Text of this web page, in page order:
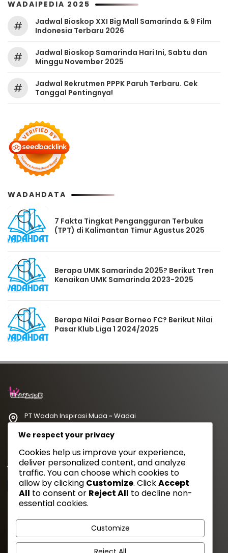
WADAIPEDIA 2025
#
Jadwal Bioskop XXI Big Mall Samarinda & 9 Film
Indonesia Terbaru 2026
#
Jadwal Bioskop Samarinda Hari Ini, Sabtu dan
Minggu November 2025
#
Jadwal Rekrutmen PPPK Paruh Terbaru. Cek
Tanggal Pentingnya!
WADAHDATA
7 Fakta Tingkat Pengangguran Terbuka
(TPT) di Kalimantan Timur Agustus 2025
Berapa UMK Samarinda 2025? Berikut Tren
Kenaikan UMK Samarinda 2023-2025
Berapa Nilai Pasar Borneo FC? Berikut Nilai
Pasar Klub Liga 1 2024/2025
PT Wadah Inspirasi Muda ~ Wadai
redaksi@wadahkata.id
Yuk Follow Kami
Gaya Etam Bersuara
Tentang Kami Redaksi Kebijakan Privasi
Disclimer
We respect your privacy
Cookies help us improve your experience,
deliver personalized content, and analyze
traffic. You can choose which cookies to
allow by clicking Customize. ClickAccept
All to consent or Reject All to decline non-
essential cookies.
Customize